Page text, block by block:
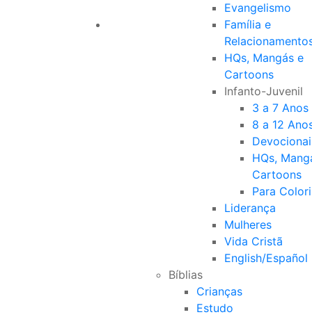
Evangelismo
Família e
HQs, Mangás e
Cartoons
Infanto-Juvenil
3 a 7 Anos
8 a 12
HQs,
Cartoons
Para
Liderança
Mulheres
Vida Cristã
English/Español
Bíblias
Crianças
Estudo